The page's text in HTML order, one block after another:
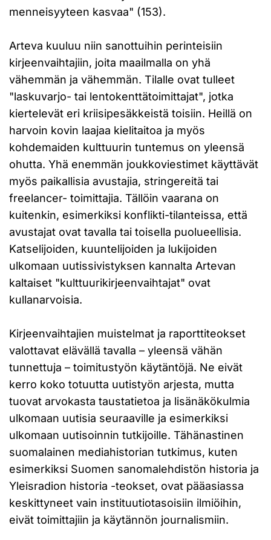
menneisyyteen kasvaa" (153).
Arteva kuuluu niin sanottuihin perinteisiin
kirjeenvaihtajiin, joita maailmalla on yhä
vähemmän ja vähemmän. Tilalle ovat tulleet
"laskuvarjo- tai lentokenttätoimittajat", jotka
kiertelevät eri kriisipesäkkeistä toisiin. Heillä on
harvoin kovin laajaa kielitaitoa ja myös
kohdemaiden kulttuurin tuntemus on yleensä
ohutta. Yhä enemmän joukkoviestimet käyttävät
myös paikallisia avustajia, stringereitä tai
freelancer- toimittajia. Tällöin vaarana on
kuitenkin, esimerkiksi konflikti-tilanteissa, että
avustajat ovat tavalla tai toisella puolueellisia.
Katselijoiden, kuuntelijoiden ja lukijoiden
ulkomaan uutissivistyksen kannalta Artevan
kaltaiset "kulttuurikirjeenvaihtajat" ovat
kullanarvoisia.
Kirjeenvaihtajien muistelmat ja raporttiteokset
valottavat elävällä tavalla – yleensä vähän
tunnettuja – toimitustyön käytäntöjä. Ne eivät
kerro koko totuutta uutistyön arjesta, mutta
tuovat arvokasta taustatietoa ja lisänäkökulmia
ulkomaan uutisia seuraaville ja esimerkiksi
ulkomaan uutisoinnin tutkijoille. Tähänastinen
suomalainen mediahistorian tutkimus, kuten
esimerkiksi Suomen sanomalehdistön historia ja
Yleisradion historia -teokset, ovat pääasiassa
keskittyneet vain instituutiotasoisiin ilmiöihin,
eivät toimittajiin ja käytännön journalismiin.